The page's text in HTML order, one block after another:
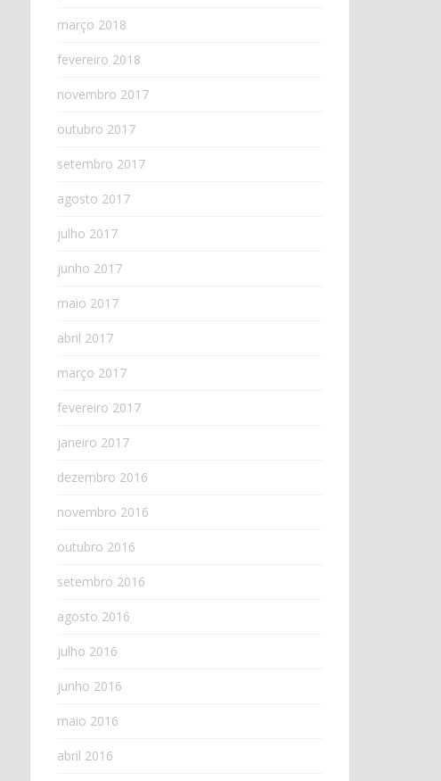
março 2018
fevereiro 2018
novembro 2017
outubro 2017
setembro 2017
agosto 2017
julho 2017
junho 2017
maio 2017
abril 2017
março 2017
fevereiro 2017
janeiro 2017
dezembro 2016
novembro 2016
outubro 2016
setembro 2016
agosto 2016
julho 2016
junho 2016
maio 2016
abril 2016